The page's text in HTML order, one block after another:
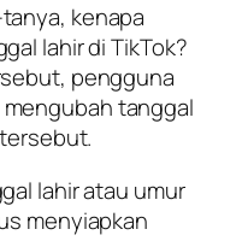
kenapa
lahir di TikTok?
pengguna
tanggal
lahir atau umur
menyiapkan